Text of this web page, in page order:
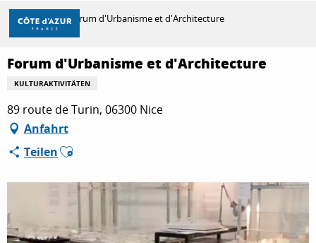
Aller
contenu
principal
ENTDECKEN
ZU TUN
AUFENTHALT
Startseite Forum d'Urbanisme et d'Architecture
Forum d'Urbanisme et d'Architecture
KULTURAKTIVITÄTEN
89 route de Turin, 06300 Nice
Anfahrt
TeilenAjouter aux favoris